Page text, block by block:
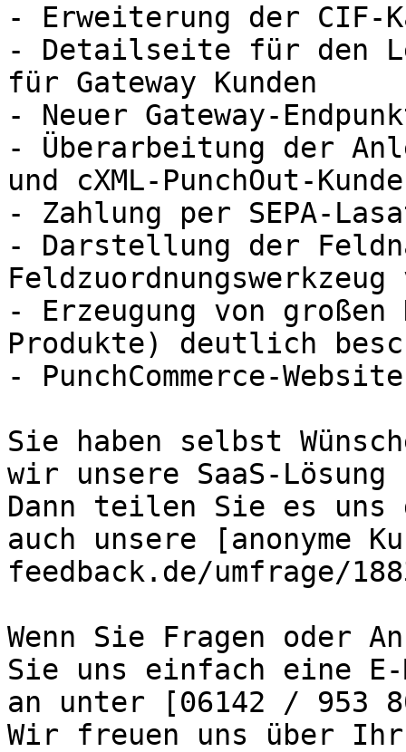
- Erweiterung der CIF-
- Detailseite für den
für Gateway Kunden
- Neuer Gateway-
- Überarbeitung der
und cXML-PunchOut-
- Zahlung per SEPA-
- Darstellung der
- Erzeugung von
Produkte) deutlich
- PunchCommerce-
Sie haben selbst
wir unsere SaaS-Lösung
Dann teilen Sie es uns
auch unsere [anonyme
feedback.de/umfrage/
Wenn Sie Fragen oder
Sie uns einfach eine
an unter [06142 / 953
Wir freuen uns über Ihr